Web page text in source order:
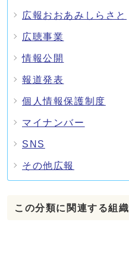
広報おおあみしらさと
広聴事業
情報公開
報道発表
個人情報保護制度
マイナンバー
SNS
その他広報
この分類に関連する組織